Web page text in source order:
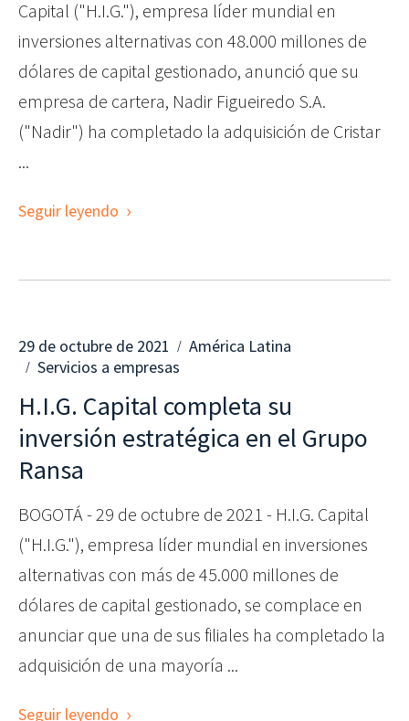
Capital ("H.I.G."), empresa líder mundial en
inversiones alternativas con 48.000 millones de
dólares de capital gestionado, anunció que su
empresa de cartera, Nadir Figueiredo S.A.
("Nadir") ha completado la adquisición de Cristar
...
Seguir leyendo
29 de octubre de 2021
América Latina
Servicios a empresas
H.I.G. Capital completa su
inversión estratégica en el Grupo
Ransa
BOGOTÁ - 29 de octubre de 2021 - H.I.G. Capital
("H.I.G."), empresa líder mundial en inversiones
alternativas con más de 45.000 millones de
dólares de capital gestionado, se complace en
anunciar que una de sus filiales ha completado la
adquisición de una mayoría ...
Seguir leyendo